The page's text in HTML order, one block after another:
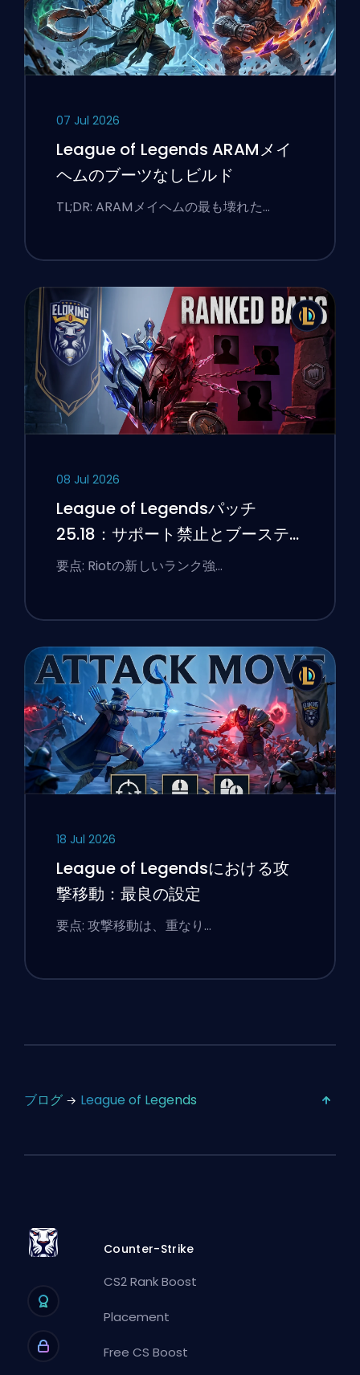
07 Jul 2026
League of Legends ARAMメイ
ヘムのブーツなしビルド
TL;DR: ARAMメイヘムの最も壊れた…
08 Jul 2026
League of Legendsパッチ
25.18：サポート禁止とブーステ
ィングのフラグ
要点: Riotの新しいランク強…
18 Jul 2026
League of Legendsにおける攻
撃移動：最良の設定
要点: 攻撃移動は、重なり…
ブログ League of Legends
Counter-Strike
CS2 Rank Boost
Placement
Free CS Boost